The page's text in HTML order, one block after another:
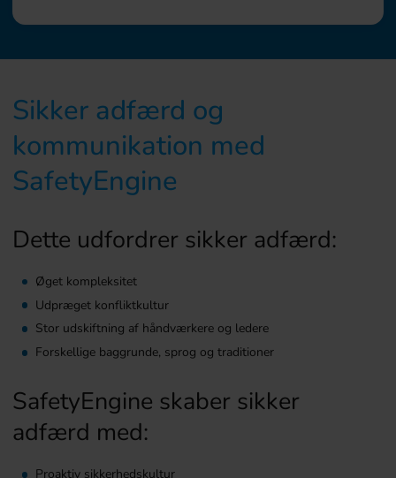
Sikker adfærd og
kommunikation med
SafetyEngine
Dette udfordrer sikker adfærd:
Øget kompleksitet
Udpræget konfliktkultur
Stor udskiftning af håndværkere og ledere
Forskellige baggrunde, sprog og traditioner
SafetyEngine skaber sikker
adfærd med:
Proaktiv sikkerhedskultur